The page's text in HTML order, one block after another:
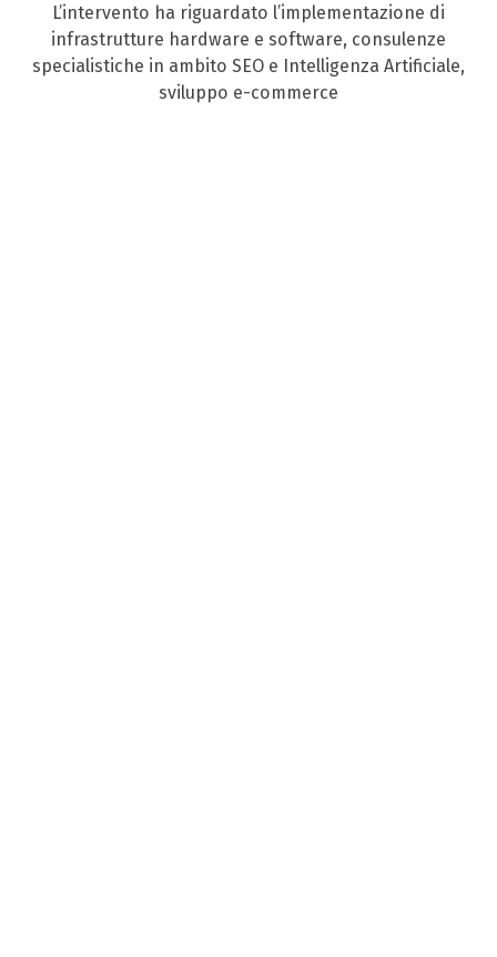
L’intervento ha riguardato l’implementazione di
infrastrutture hardware e software, consulenze
specialistiche in ambito SEO e Intelligenza Artificiale,
sviluppo e-commerce